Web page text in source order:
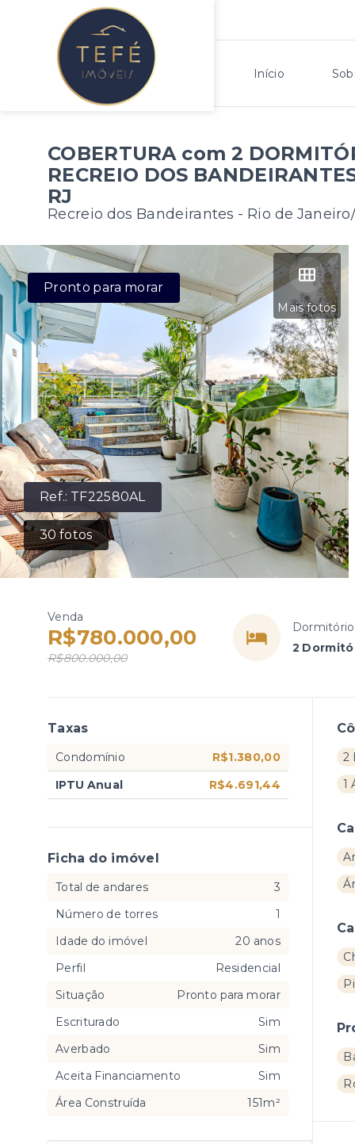
Início
COBERTURA com 2
RECREIO DOS
RJ
Recreio dos Bandeirantes - Rio de
Ref.: TF22580AL
30fotos
Mais fotos
Pronto para morar
Venda
R$780.000,00
R$800.000,00
2
2
1
Taxas
Condomínio
R$1.380,00
IPTU Anual
R$4.691,44
Ficha do imóvel
Total de andares
3
Número de torres
1
Idade do imóvel
20 anos
Perfil
Residencial
Situação
Pronto para morar
Escriturado
Sim
Averbado
Sim
Aceita Financiamento
Sim
Área Construída
151m²